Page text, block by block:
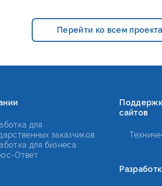
Перейти ко всем
для
заказчиков
для бизнеса
Ответ
сайтов